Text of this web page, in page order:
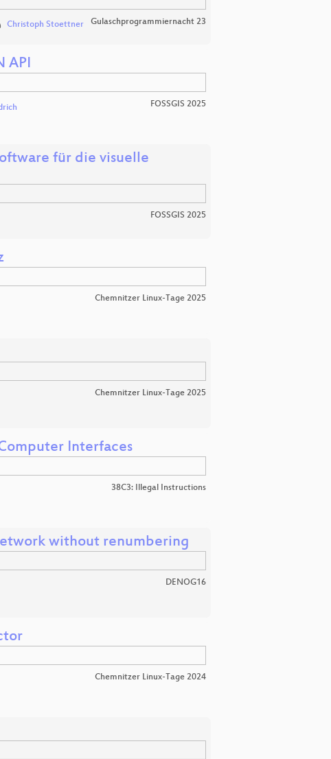
Christoph Stoettner Gulaschprogrammiernacht 23
API
FOSSGIS 2025
für die visuelle
FOSSGIS 2025
Chemnitzer Linux-Tage 2025
Chemnitzer Linux-Tage 2025
Interfaces
38C3: Illegal Instructions
without renumbering
DENOG16
Chemnitzer Linux-Tage 2024